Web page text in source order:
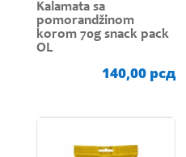
Kalamata sa
pomorandžinom
korom 70g snack pack
OL
140,00 рсд